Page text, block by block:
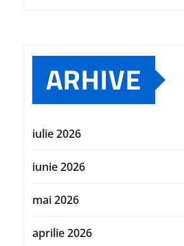
ARHIVE
iulie 2026
iunie 2026
mai 2026
aprilie 2026